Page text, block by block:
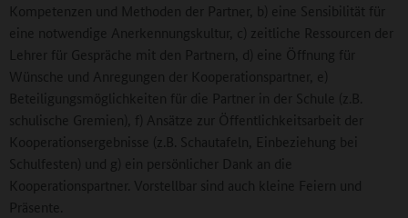
Kompetenzen und Methoden der Partner, b) eine Sensibilität für
eine notwendige Anerkennungskultur, c) zeitliche Ressourcen der
Lehrer für Gespräche mit den Partnern, d) eine Öffnung für
Wünsche und Anregungen der Kooperationspartner, e)
Beteiligungsmöglichkeiten für die Partner in der Schule (z.B.
schulische Gremien), f) Ansätze zur Öffentlichkeitsarbeit der
Kooperationsergebnisse (z.B. Schautafeln, Einbeziehung bei
Schulfesten) und g) ein persönlicher Dank an die
Kooperationspartner. Vorstellbar sind auch kleine Feiern und
Präsente.